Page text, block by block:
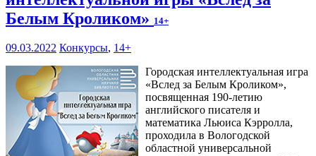
Белым Кроликом» 14+
09.03.2022 Конкурсы, 14+
Городская интеллектуальная игра
«Вслед за Белым Кроликом»,
посвященная 190-летию
английского писателя и
математика Льюиса Кэрролла,
проходила в Вологодской
областной универсальной